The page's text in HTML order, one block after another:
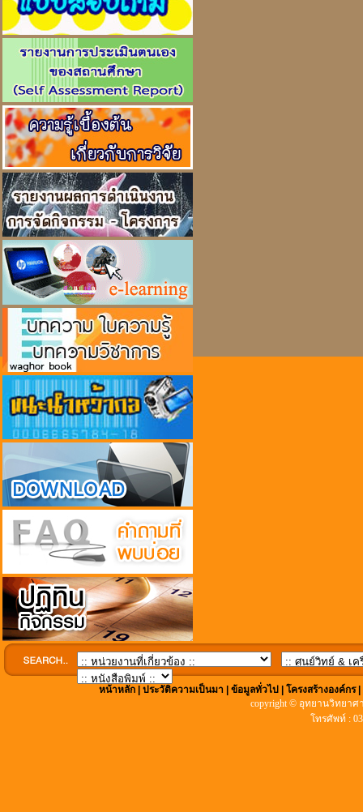
หน้าหลัก |ประวัติความเป็นมา |ข้อมูลทั่วไป |โครงสร้างองค์กร|
copyright © อุทยานวิทยาศ
โทรศัพท์ :